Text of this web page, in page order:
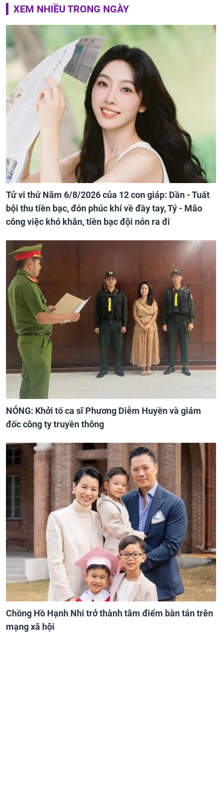
XEM NHIỀU TRONG NGÀY
Tử vi thứ Năm 6/8/2026 của 12 con giáp: Dần - Tuất
bội thu tiền bạc, đón phúc khí về đầy tay, Tý - Mão
công việc khó khăn, tiền bạc đội nón ra đi
NÓNG: Khởi tố ca sĩ Phương Diễm Huyền và giám
đốc công ty truyền thông
Chồng Hồ Hạnh Nhi trở thành tâm điểm bàn tán trên
mạng xã hội